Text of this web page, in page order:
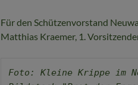
Für den Schützenvorstand
Matthias Kraemer, 1.
Foto: Kleine Krippe im